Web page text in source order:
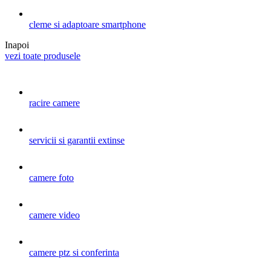
cleme si adaptoare smartphone
Inapoi
vezi toate produsele
racire camere
servicii si garantii extinse
camere foto
camere video
camere ptz si conferinta